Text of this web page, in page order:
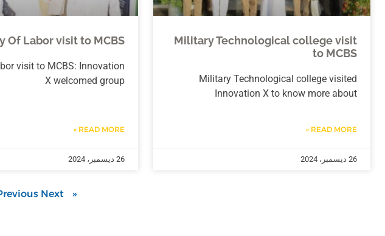
Military Technological college visit
to MCBS
Military Technological college visited
Innovation X to know more about
READ MORE »
26 ديسمبر، 2024
Of Labor visit to MCBS
visit to MCBS: Innovation
X welcomed group
READ MORE »
26 ديسمبر، 2024
« Previous
Next »